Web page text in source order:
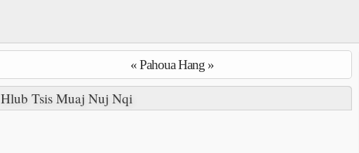
« Pahoua Hang »
Hlub Tsis Muaj Nuj Nqi